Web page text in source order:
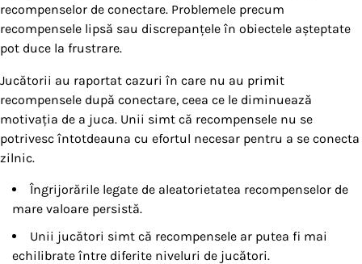
recompenselor de conectare. Problemele precum
recompensele lipsă sau discrepanțele în obiectele așteptate
pot duce la frustrare.
Jucătorii au raportat cazuri în care nu au primit
recompensele după conectare, ceea ce le diminuează
motivația de a juca. Unii simt că recompensele nu se
potrivesc întotdeauna cu efortul necesar pentru a se conecta
zilnic.
Îngrijorările legate de aleatorietatea recompenselor de
mare valoare persistă.
Unii jucători simt că recompensele ar putea fi mai
echilibrate între diferite niveluri de jucători.